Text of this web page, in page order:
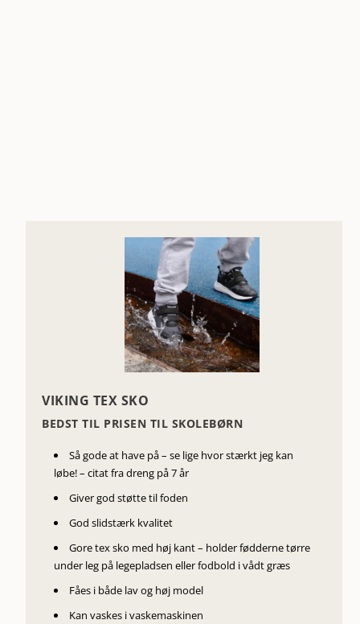
VIKING TEX SKO
BEDST TIL PRISEN TIL SKOLEBØRN
Så gode at have på – se lige hvor stærkt jeg kan
løbe! – citat fra dreng på 7 år
Giver god støtte til foden
God slidstærk kvalitet
Gore tex sko med høj kant – holder fødderne tørre
under leg på legepladsen eller fodbold i vådt græs
Fåes i både lav og høj model
Kan vaskes i vaskemaskinen